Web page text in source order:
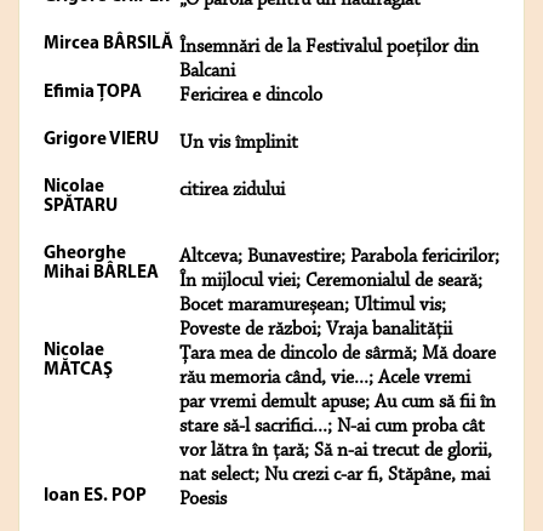
Mircea BÂRSILĂ Însemnări de la Festivalul poeţilor din
Balcani
Efimia ŢOPA Fericirea e dincolo
Grigore VIERU Un vis împlinit
Nicolae
SPĂTARU
citirea zidului
Gheorghe
Mihai BÂRLEA
Altceva; Bunavestire; Parabola fericirilor;
În mijlocul viei; Ceremonialul de seară;
Bocet maramureșean; Ultimul vis;
Poveste de război; Vraja banalității
Nicolae
MĂTCAŞ
Țara mea de dincolo de sârmă; Mă doare
rău memoria când, vie...; Acele vremi
par vremi demult apuse; Au cum să fii în
stare să-l sacrifici...; N-ai cum proba cât
vor lătra în țară; Să n-ai trecut de glorii,
nat select; Nu crezi c-ar fi, Stăpâne, mai
Ioan ES. POP Poesis